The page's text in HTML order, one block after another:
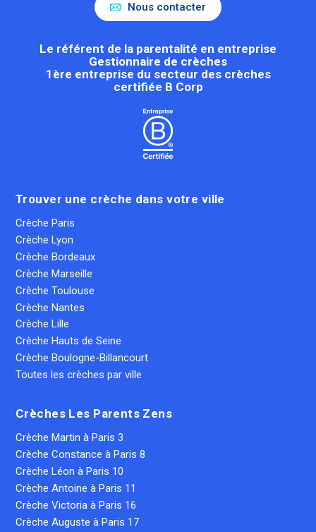
Nous contacter
Le référent de la parentalité en entreprise
Gestionnaire de crèches
1ère entreprise du secteur des crèches
certifiée B Corp
Trouver une crèche dans votre ville
Crèche Paris
Crèche Lyon
Crèche Bordeaux
Crèche Marseille
Crèche Toulouse
Crèche Nantes
Crèche Lille
Crèche Hauts de Seine
Crèche Boulogne-Billancourt
Toutes les crèches par ville
Crèches Les Parents Zens
Crèche Martin à Paris 3
Crèche Constance à Paris 8
Crèche Léon à Paris 10
Crèche Antoine à Paris 11
Crèche Victoria à Paris 16
Crèche Auguste à Paris 17